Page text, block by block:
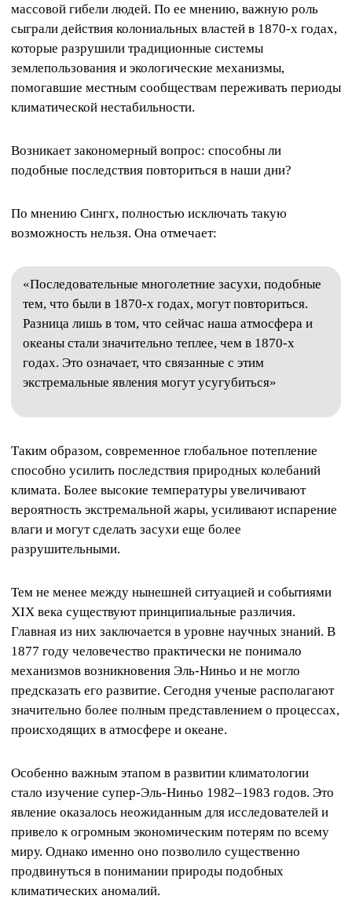
массовой гибели людей. По ее мнению, важную роль
сыграли действия колониальных властей в 1870-х годах,
которые разрушили традиционные системы
землепользования и экологические механизмы,
помогавшие местным сообществам переживать периоды
климатической нестабильности.
Возникает закономерный вопрос: способны ли
подобные последствия повториться в наши дни?
По мнению Сингх, полностью исключать такую
возможность нельзя. Она отмечает:
«Последовательные многолетние засухи, подобные
тем, что были в 1870-х годах, могут повториться.
Разница лишь в том, что сейчас наша атмосфера и
океаны стали значительно теплее, чем в 1870-х
годах. Это означает, что связанные с этим
экстремальные явления могут усугубиться»
Таким образом, современное глобальное потепление
способно усилить последствия природных колебаний
климата. Более высокие температуры увеличивают
вероятность экстремальной жары, усиливают испарение
влаги и могут сделать засухи еще более
разрушительными.
Тем не менее между нынешней ситуацией и событиями
XIX века существуют принципиальные различия.
Главная из них заключается в уровне научных знаний. В
1877 году человечество практически не понимало
механизмов возникновения Эль-Ниньо и не могло
предсказать его развитие. Сегодня ученые располагают
значительно более полным представлением о процессах,
происходящих в атмосфере и океане.
Особенно важным этапом в развитии климатологии
стало изучение супер-Эль-Ниньо 1982–1983 годов. Это
явление оказалось неожиданным для исследователей и
привело к огромным экономическим потерям по всему
миру. Однако именно оно позволило существенно
продвинуться в понимании природы подобных
климатических аномалий.